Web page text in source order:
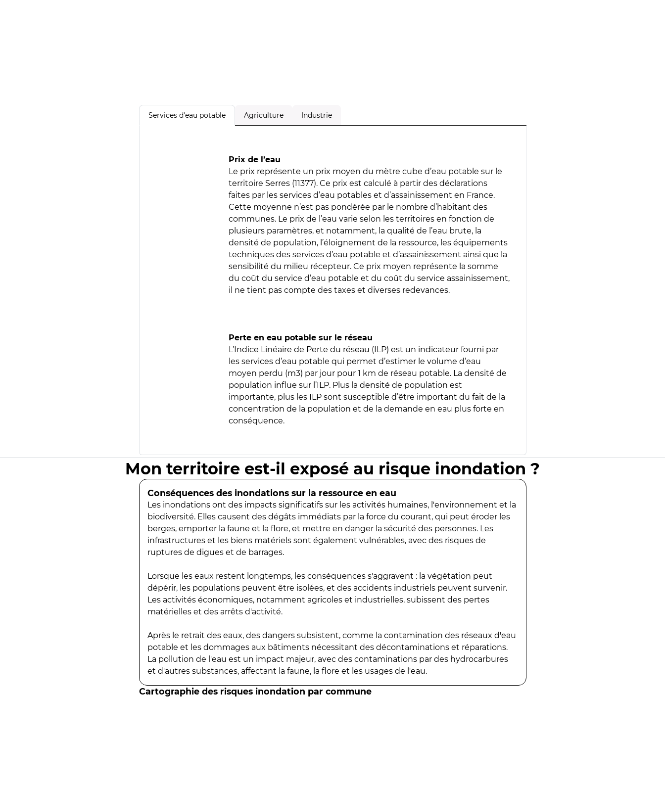
Services d'eau potable Agriculture Industrie
Prix de l’eau
Le prix représente un prix moyen du mètre cube d’eau potable sur le
territoire Serres (11377). Ce prix est calculé à partir des déclarations
faites par les services d’eau potables et d’assainissement en France.
Cette moyenne n’est pas pondérée par le nombre d’habitant des
communes. Le prix de l’eau varie selon les territoires en fonction de
plusieurs paramètres, et notamment, la qualité de l’eau brute, la
densité de population, l’éloignement de la ressource, les équipements
techniques des services d’eau potable et d’assainissement ainsi que la
sensibilité du milieu récepteur. Ce prix moyen représente la somme
du coût du service d’eau potable et du coût du service assainissement,
il ne tient pas compte des taxes et diverses redevances.
Perte en eau potable sur le réseau
L’Indice Linéaire de Perte du réseau (ILP) est un indicateur fourni par
les services d’eau potable qui permet d’estimer le volume d’eau
moyen perdu (m3) par jour pour 1 km de réseau potable. La densité de
population influe sur l’ILP. Plus la densité de population est
importante, plus les ILP sont susceptible d’être important du fait de la
concentration de la population et de la demande en eau plus forte en
conséquence.
Mon territoire est-il exposé au risque inondation ?
Conséquences des inondations sur la ressource en eau
Les inondations ont des impacts significatifs sur les activités humaines, l'environnement et la
biodiversité. Elles causent des dégâts immédiats par la force du courant, qui peut éroder les
berges, emporter la faune et la flore, et mettre en danger la sécurité des personnes. Les
infrastructures et les biens matériels sont également vulnérables, avec des risques de
ruptures de digues et de barrages.
Lorsque les eaux restent longtemps, les conséquences s'aggravent : la végétation peut
dépérir, les populations peuvent être isolées, et des accidents industriels peuvent survenir.
Les activités économiques, notamment agricoles et industrielles, subissent des pertes
matérielles et des arrêts d'activité.
Après le retrait des eaux, des dangers subsistent, comme la contamination des réseaux d'eau
potable et les dommages aux bâtiments nécessitant des décontaminations et réparations.
La pollution de l'eau est un impact majeur, avec des contaminations par des hydrocarbures
et d'autres substances, affectant la faune, la flore et les usages de l'eau.
Cartographie des risques inondation par commune